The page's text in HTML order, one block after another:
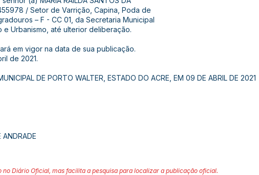
/ Setor de Varrição, Capina, Poda de
– F - CC 01, da Secretaria Municipal
e Urbanismo, até ulterior deliberação.
em vigor na data de sua publicação.
de 2021.
DE PORTO WALTER, ESTADO DO ACRE, EM 09 DE ABRIL DE 2021
ANDRADE
no Diário Oficial, mas facilita a pesquisa para localizar a publicação oficial.